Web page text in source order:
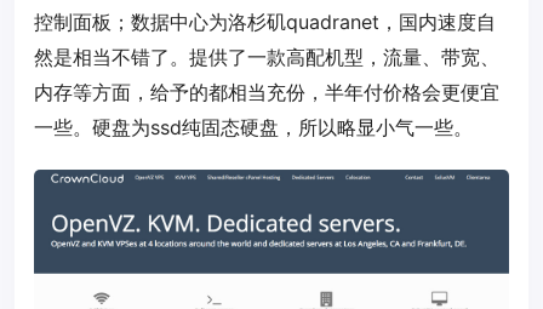
控制面板；数据中心为洛杉矶quadranet，国内速度自
然是相当不错了。提供了一款高配机型，流量、带宽、
内存等方面，给予的都相当充份，半年付价格会更便宜
一些。硬盘为ssd纯固态硬盘，所以略显小气一些。